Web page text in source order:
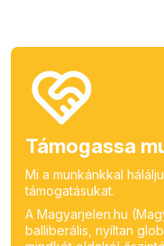
Támogassa
Mi a munkánkkal
támogatásukat.
A Magyarjelen.hu
balliberális, nyíltan